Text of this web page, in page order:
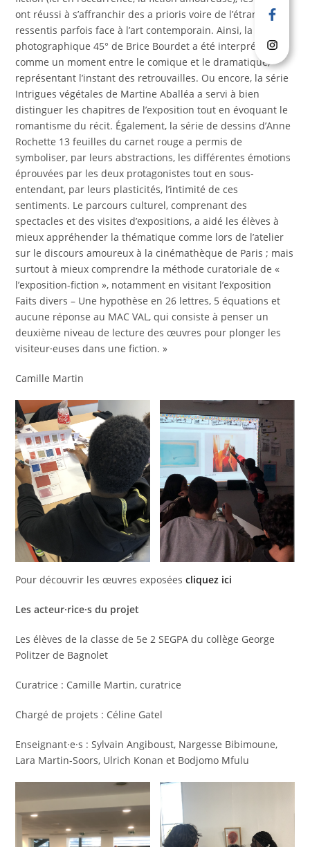
ont réussi à s’affranchir des a prioris voire de l’étrangeté
ressentis parfois face à l’art contemporain. Ainsi, la série
photographique 45° de Brice Bourdet a été interprété
comme un moment entre le comique et le dramatique,
représentant l’instant des retrouvailles. Ou encore, la série
Intrigues végétales de Martine Aballéa a servi à bien
distinguer les chapitres de l’exposition tout en évoquant le
romantisme du récit. Également, la série de dessins d’Anne
Rochette 13 feuilles du carnet rouge a permis de
symboliser, par leurs abstractions, les différentes émotions
éprouvées par les deux protagonistes tout en sous-
entendant, par leurs plasticités, l’intimité de ces
sentiments. Le parcours culturel, comprenant des
spectacles et des visites d’expositions, a aidé les élèves à
mieux appréhender la thématique comme lors de l’atelier
sur le discours amoureux à la cinémathèque de Paris ; mais
surtout à mieux comprendre la méthode curatoriale de «
l’exposition-fiction », notamment en visitant l’exposition
Faits divers – Une hypothèse en 26 lettres, 5 équations et
aucune réponse au MAC VAL, qui consiste à penser un
deuxième niveau de lecture des œuvres pour plonger les
visiteur·euses dans une fiction. »
Camille Martin
Pour découvrir les œuvres exposéescliquez ici
Les acteur·rice·s du projet
Les élèves de la classe de 5e 2 SEGPA du collège George
Politzer de Bagnolet
Curatrice : Camille Martin, curatrice
Chargé de projets : Céline Gatel
Enseignant·e·s : Sylvain Angiboust, Nargesse Bibimoune,
Lara Martin-Soors, Ulrich Konan et Bodjomo Mfulu